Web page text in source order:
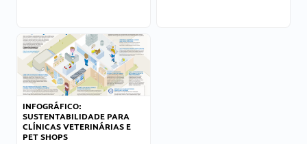
INFOGRÁFICO:
SUSTENTABILIDADE PARA
CLÍNICAS VETERINÁRIAS E
PET SHOPS